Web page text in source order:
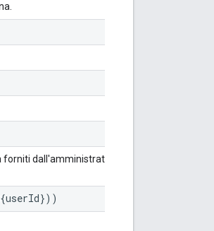
dall'amministratore LDAP